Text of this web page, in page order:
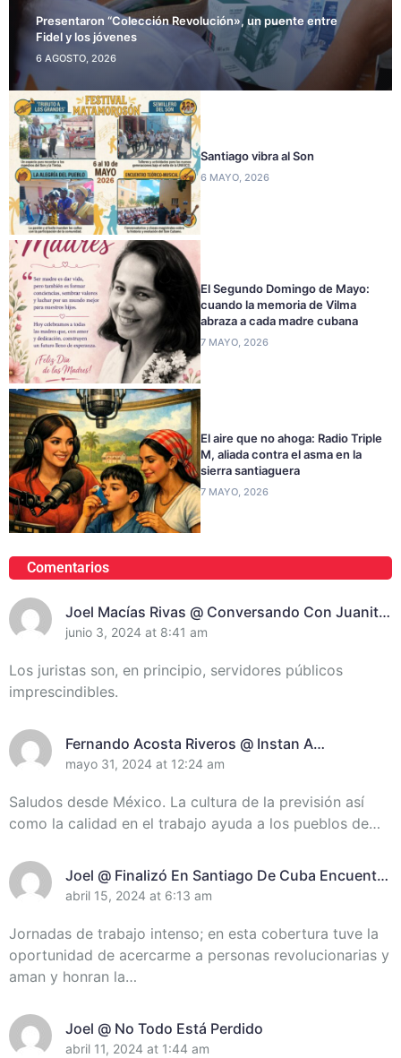
Presentaron “Colección Revolución», un puente entre
Fidel y los jóvenes
6 AGOSTO, 2026
Santiago vibra al Son
6 MAYO, 2026
El Segundo Domingo de Mayo:
cuando la memoria de Vilma
abraza a cada madre cubana
7 MAYO, 2026
El aire que no ahoga: Radio Triple
M, aliada contra el asma en la
sierra santiaguera
7 MAYO, 2026
Comentarios
Joel Macías Rivas @ Conversando Con Juanita
Randich, Presidenta De La Unión De Juristas En
junio 3, 2024 at 8:41 am
Los juristas son, en principio, servidores públicos
imprescindibles.
Fernando Acosta Riveros @ Instan A
Incrementar El Control De Recursos En
mayo 31, 2024 at 12:24 am
Saludos desde México. La cultura de la previsión así
como la calidad en el trabajo ayuda a los pueblos de…
Joel @ Finalizó En Santiago De Cuba Encuentro
De Miembros Del Destacamento Pedagógico
abril 15, 2024 at 6:13 am
Jornadas de trabajo intenso; en esta cobertura tuve la
oportunidad de acercarme a personas revolucionarias y
aman y honran la…
Joel @ No Todo Está Perdido
abril 11, 2024 at 1:44 am